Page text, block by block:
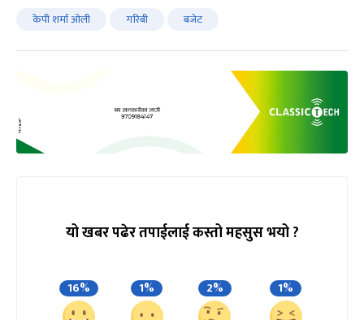
केपी शर्मा ओली गरिबी बजेट
यो खबर पढेर तपाईलाई कस्तो महसुस भयो ?
16% 1% 2% 1%